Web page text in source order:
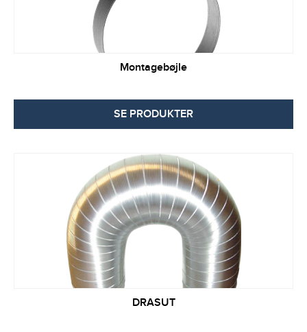
Montagebøjle
SE PRODUKTER
DRASUT